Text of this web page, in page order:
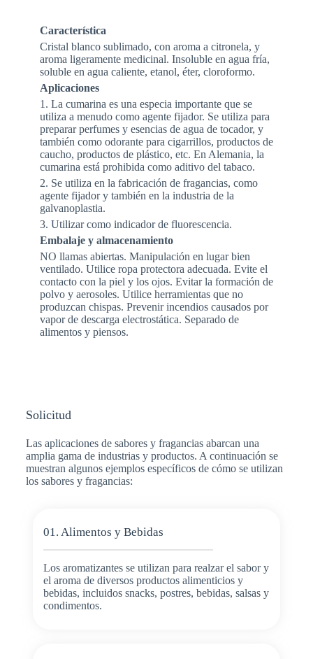
Característica
Cristal blanco sublimado, con aroma a citronela, y
aroma ligeramente medicinal. Insoluble en agua fría,
soluble en agua caliente, etanol, éter, cloroformo.
Aplicaciones
1. La cumarina es una especia importante que se
utiliza a menudo como agente fijador. Se utiliza para
preparar perfumes y esencias de agua de tocador, y
también como odorante para cigarrillos, productos de
caucho, productos de plástico, etc. En Alemania, la
cumarina está prohibida como aditivo del tabaco.
2. Se utiliza en la fabricación de fragancias, como
agente fijador y también en la industria de la
galvanoplastia.
3. Utilizar como indicador de fluorescencia.
Embalaje y almacenamiento
NO llamas abiertas. Manipulación en lugar bien
ventilado. Utilice ropa protectora adecuada. Evite el
contacto con la piel y los ojos. Evitar la formación de
polvo y aerosoles. Utilice herramientas que no
produzcan chispas. Prevenir incendios causados por
vapor de descarga electrostática. Separado de
alimentos y piensos.
Solicitud
Las aplicaciones de sabores y fragancias abarcan una
amplia gama de industrias y productos. A continuación se
muestran algunos ejemplos específicos de cómo se utilizan
los sabores y fragancias:
01. Alimentos y Bebidas
Los aromatizantes se utilizan para realzar el sabor y
el aroma de diversos productos alimenticios y
bebidas, incluidos snacks, postres, bebidas, salsas y
condimentos.